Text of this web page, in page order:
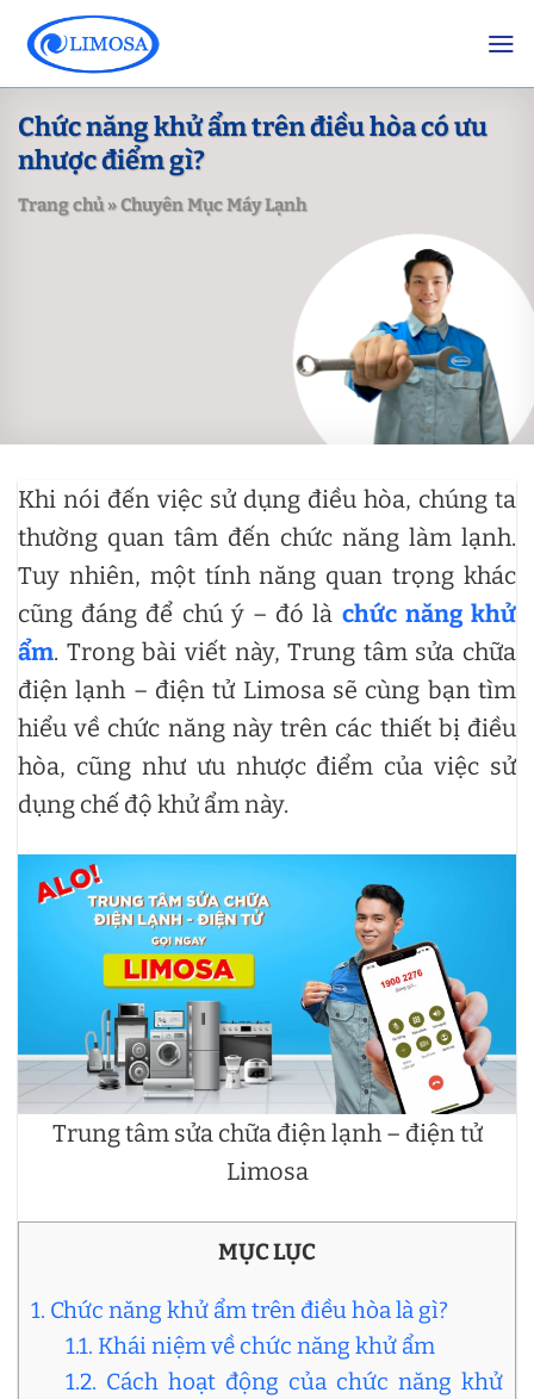
content
Chức năng khử ẩm trên điều hòa có ưu
nhược điểm gì?
Trang chủ»Chuyên Mục Máy Lạnh
Khi nói đến việc sử dụng điều hòa, chúng ta
thường quan tâm đến chức năng làm lạnh.
Tuy nhiên, một tính năng quan trọng khác
cũng đáng để chú ý – đó là chức năng khử
ẩm. Trong bài viết này, Trung tâm sửa chữa
điện lạnh – điện tử Limosa sẽ cùng bạn tìm
hiểu về chức năng này trên các thiết bị điều
hòa, cũng như ưu nhược điểm của việc sử
dụng chế độ khử ẩm này.
Trung tâm sửa chữa điện lạnh – điện tử
Limosa
MỤC LỤC
1. Chức năng khử ẩm trên điều hòa là gì?
1.1. Khái niệm về chức năng khử ẩm
1.2. Cách hoạt động của chức năng khử